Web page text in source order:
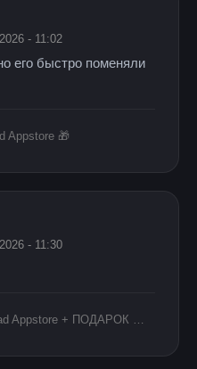
- 11:02
его быстро поменяли
Appstore 🎁
- 11:30
⚡️ Bully на iPhone ios iPad Appstore + ПОДАРОК 🎁🎈